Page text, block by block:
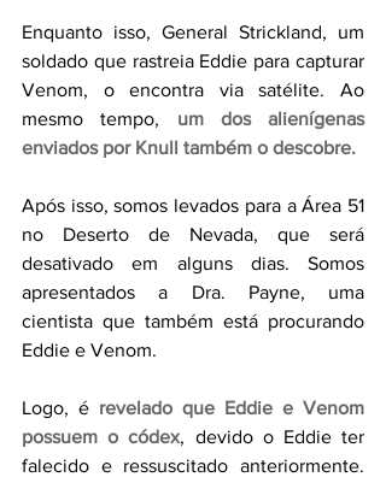
Enquanto isso, General Strickland, um
soldado que rastreia Eddie para capturar
Venom, o encontra via satélite. Ao
mesmo tempo, um dos alienígenas
enviados por Knull também o descobre.
Após isso, somos levados para a Área 51
no Deserto de Nevada, que será
desativado em alguns dias. Somos
apresentados a Dra. Payne, uma
cientista que também está procurando
Eddie e Venom.
Logo, é revelado que Eddie e Venom
possuem o códex, devido o Eddie ter
falecido e ressuscitado anteriormente.